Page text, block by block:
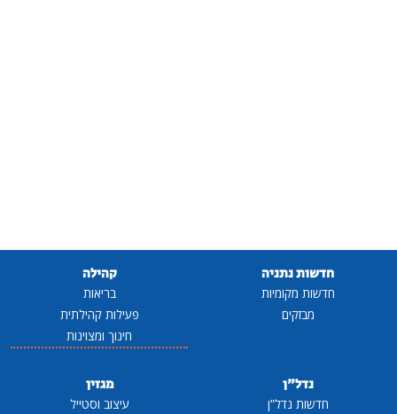
חדשות נתניה
חדשות מקומיות
מבזקים
קהילה
בריאות
פעילות קהילתית
חינוך ומצוינות
נדל"ן
חדשות נדל"ן
מגזין
עיצוב וסטייל